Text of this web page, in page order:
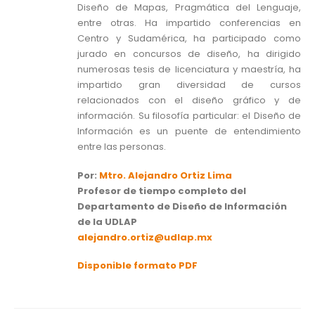
Diseño de Mapas, Pragmática del Lenguaje,
entre otras. Ha impartido conferencias en
Centro y Sudamérica, ha participado como
jurado en concursos de diseño, ha dirigido
numerosas tesis de licenciatura y maestría, ha
impartido gran diversidad de cursos
relacionados con el diseño gráfico y de
información. Su filosofía particular: el Diseño de
Información es un puente de entendimiento
entre las personas.
Por: Mtro. Alejandro Ortiz Lima
Profesor de tiempo completo del
Departamento de Diseño de Información
de la UDLAP
alejandro.ortiz@udlap.mx
Disponible formato PDF